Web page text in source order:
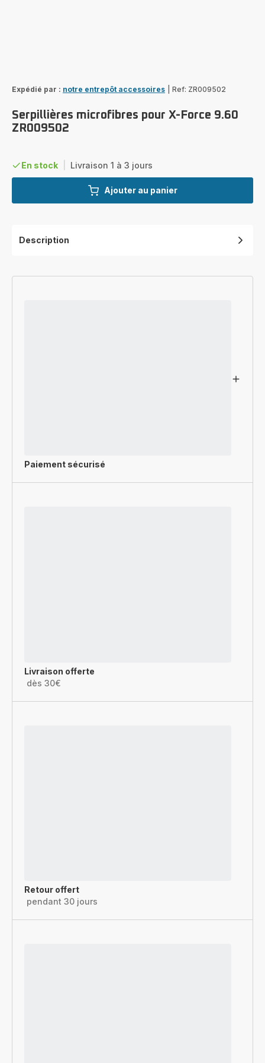
Expédié par : notre entrepôt accessoires Ref: ZR009502
Serpillières microfibres pour X-Force 9.60
ZR009502
En stock Livraison 1 à 3 jours
Ajouter au panier
Description
Paiement sécurisé
Livraison offerte
dès 30€
Retour offert
pendant 30 jours